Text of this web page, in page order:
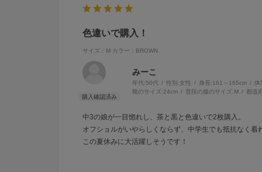
色違いで購入！
サイズ：M カラー：BROWN
みーこ
年代:50代 性別:女性 身長:161～165cm
体
靴のサイズ:24cm 普段の服のサイズ:M 都道
中3の娘が一目惚れし、茶と黒と色違いで2枚購入。
オフショルがいやらしくならず、中学生でも抵抗なく着
この夏休みに大活躍しそうです！